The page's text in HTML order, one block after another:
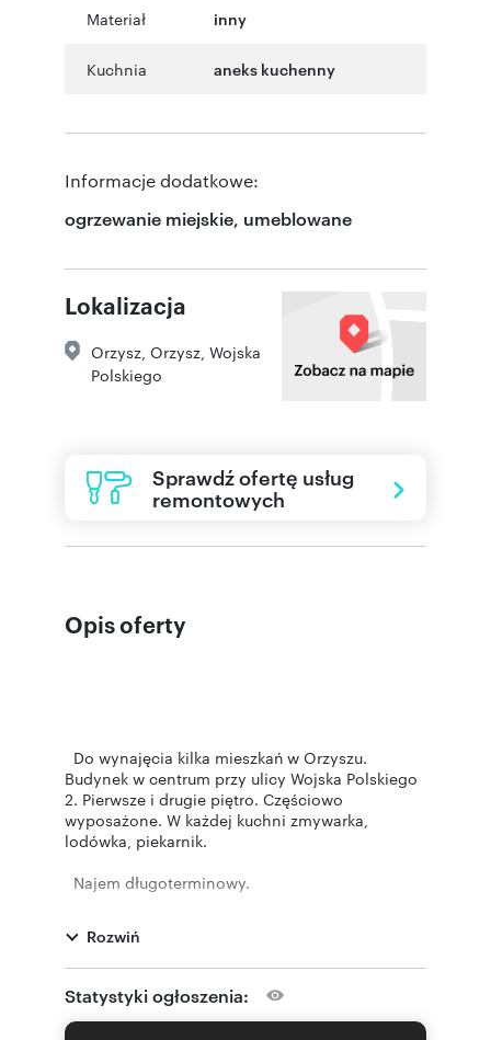
Materiał inny
Kuchnia aneks kuchenny
Informacje dodatkowe:
ogrzewanie miejskie, umeblowane
Lokalizacja
Orzysz Orzysz Wojska
Polskiego
Sprawdź ofertę usług
remontowych
Opis oferty
Do wynajęcia kilka mieszkań w Orzyszu.
Budynek w centrum przy ulicy Wojska Polskiego
2. Pierwsze i drugie piętro. Częściowo
wyposażone. W każdej kuchni zmywarka,
lodówka, piekarnik.
Najem długoterminowy.
1P M3 - 41,98m2 - 1600 zł / WYNAJĘTE
1P M4 - 56,01m2 - 1700 zł
1P M5 - 37,17m2 - 1600 zł /WYNAJĘTE
2P M6 - 30,01m2 - 1500 zł /WYNAJĘTE
2P M7 - 34,59m2 - 1600 zł
Rozwiń
Statystyki ogłoszenia: